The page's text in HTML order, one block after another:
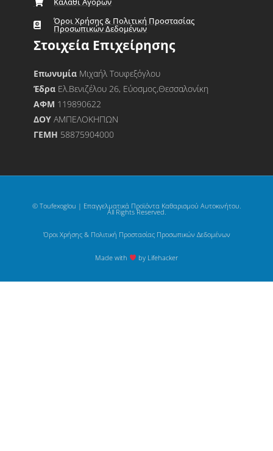
Όροι Χρήσης & Πολιτική Προστασίας
Προσωπικών Δεδομένων
Στοιχεία Επιχείρησης
Επωνυμία Μιχαήλ Τουφεξόγλου
Έδρα Ελ.Βενιζέλου 26, Εύοσμος,Θεσσαλονίκη
ΑΦΜ 119890622
ΔΟΥΑΜΠΕΛΟΚΗΠΩΝ
ΓΕΜΗ 58875904000
© Toufexoglou | Επαγγελματικά Προϊόντα Καθαρισμού Αυτοκινήτου.
All Rights Reserved.
Όροι Χρήσης & Πολιτική Προστασίας Προσωπικών Δεδομένων
Made with by Lifehacker